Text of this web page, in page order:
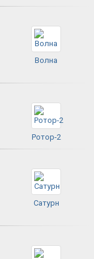
Волна
Ротор-2
Сатурн